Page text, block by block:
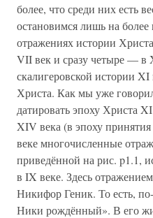
более, что среди них есть
остановимся лишь на
отражениях истории
VII век и сразу четыре — в
скалигеровской истории
Христа. Как мы уже
датировать эпоху Христа
XIV века (в эпоху
веке многочисленные
приведённой на рис. p1.1,
в IX веке. Здесь
Никифор Геник. То есть,
Ники рождённый». В его